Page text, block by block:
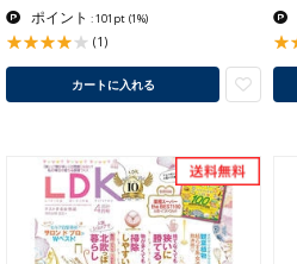
ポイント : 101pt (1%)
(1)
カートに入れる